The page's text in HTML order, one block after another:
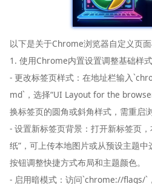
以下是关于Chrome浏览器自定义页面
1. 使用Chrome内置设置调整基础样式
- 更改标签页样式：在地址栏输入
md`，选择“UI Layout for the
换标签页的圆角或斜角样式，需重启
- 设置新标签页背景：打开新标签页
纸”，可上传本地图片或从预设主题中
按钮调整快捷方式布局和主题颜色。
- 启用暗模式：访问`chrome://flags/`